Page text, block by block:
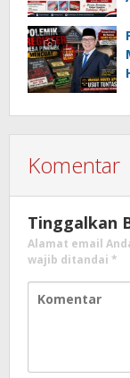
Komentar
Tinggalkan
Alamat email
wajib ditandai *